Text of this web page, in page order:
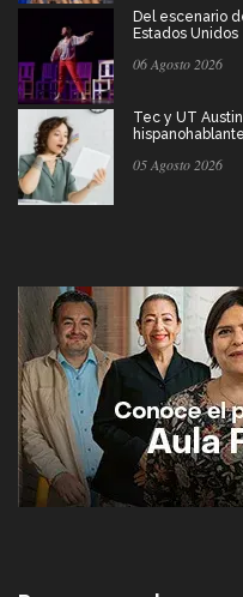
Del escenario
Estados Unidos
06 Agosto 2026
Tec y UT
05 Agosto 2026